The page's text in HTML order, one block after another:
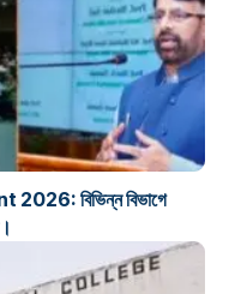
বিভিন্ন বিভাগে